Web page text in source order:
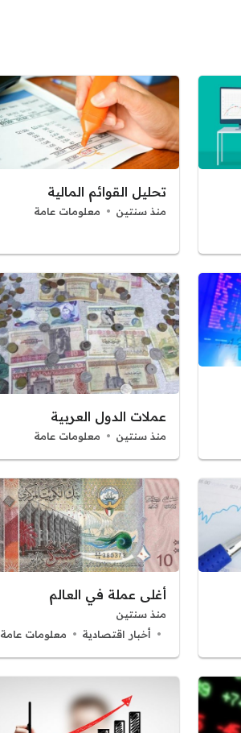
تحليل القوائم المالية
منذ سنتين معلومات عامة
عملات الدول العربية
منذ سنتين معلومات عامة
أغلى عملة في العالم
منذ سنتين
أخبار اقتصادية
معلومات عامة